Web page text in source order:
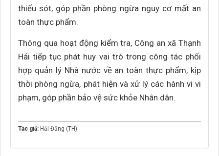
thiếu sót, góp phần phòng ngừa nguy cơ mất an
toàn thực phẩm.
Thông qua hoạt động kiểm tra, Công an xã Thạnh
Hải tiếp tục phát huy vai trò trong công tác phối
hợp quản lý Nhà nước về an toàn thực phẩm, kịp
thời phòng ngừa, phát hiện và xử lý các hành vi vi
phạm, góp phần bảo vệ sức khỏe Nhân dân.
Tác giả: Hải Đăng (TH)